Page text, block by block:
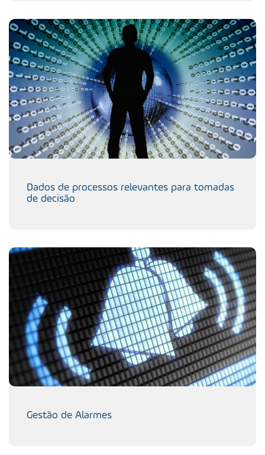
Dados de processos relevantes para tomadas
de decisão
Gestão de Alarmes